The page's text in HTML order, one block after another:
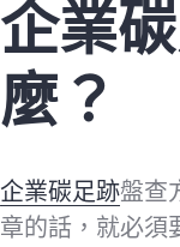
企業
麼？
企業碳足跡盤查
章的話，就必須